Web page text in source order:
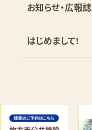
お知らせ・広報誌
はじめまして!